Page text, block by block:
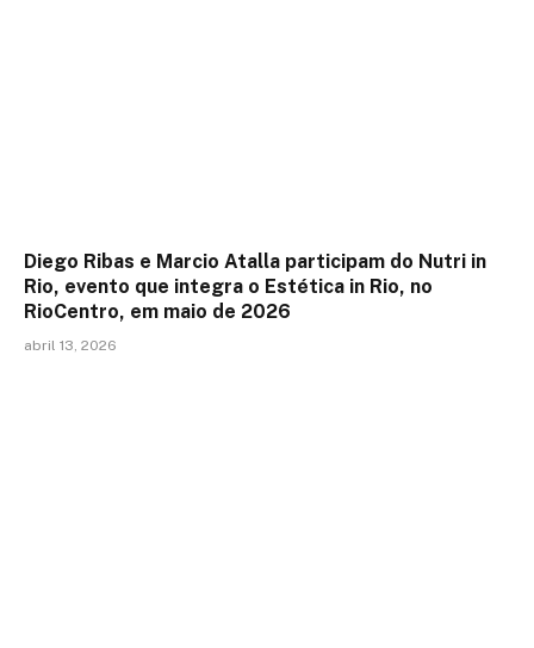
Diego Ribas e Marcio Atalla participam do Nutri in
Rio, evento que integra o Estética in Rio, no
RioCentro, em maio de 2026
abril 13, 2026